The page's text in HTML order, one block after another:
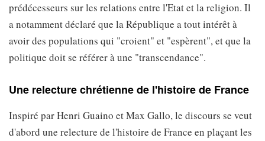
prédécesseurs sur les relations entre l'Etat et la religion. Il
a notamment déclaré que la République a tout intérêt à
avoir des populations qui "croient" et "espèrent", et que la
politique doit se référer à une "transcendance".
Une relecture chrétienne de l'histoire de France
Inspiré par Henri Guaino et Max Gallo, le discours se veut
d'abord une relecture de l'histoire de France en plaçant les